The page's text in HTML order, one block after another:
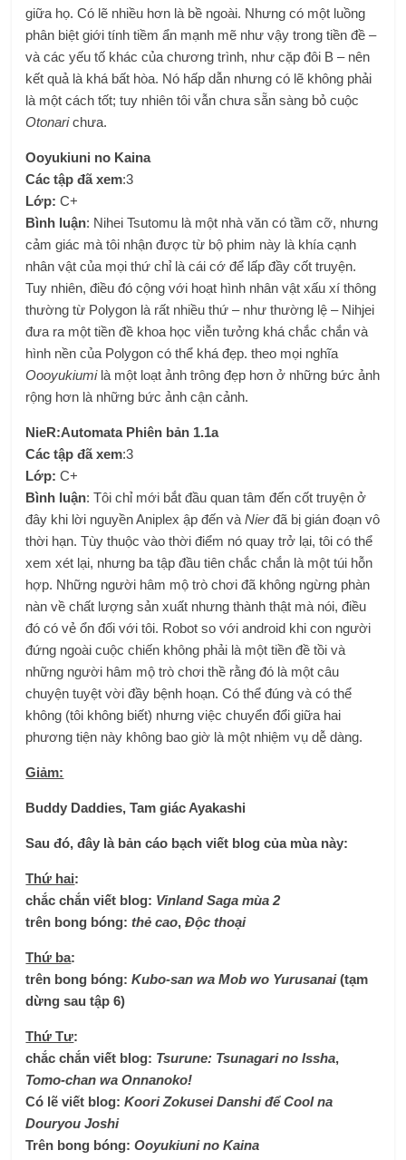
giữa họ. Có lẽ nhiều hơn là bề ngoài. Nhưng có một luồng
phân biệt giới tính tiềm ẩn mạnh mẽ như vậy trong tiền đề –
và các yếu tố khác của chương trình, như cặp đôi B – nên
kết quả là khá bất hòa. Nó hấp dẫn nhưng có lẽ không phải
là một cách tốt; tuy nhiên tôi vẫn chưa sẵn sàng bỏ cuộc
Otonarichưa.
Ooyukiuni no Kaina
Các tập đã xem:3
Lớp:C+
Bình luận: Nihei Tsutomu là một nhà văn có tầm cỡ, nhưng
cảm giác mà tôi nhận được từ bộ phim này là khía cạnh
nhân vật của mọi thứ chỉ là cái cớ để lấp đầy cốt truyện.
Tuy nhiên, điều đó cộng với hoạt hình nhân vật xấu xí thông
thường từ Polygon là rất nhiều thứ – như thường lệ – Nihjei
đưa ra một tiền đề khoa học viễn tưởng khá chắc chắn và
hình nền của Polygon có thể khá đẹp. theo mọi nghĩa
Oooyukiumilà một loạt ảnh trông đẹp hơn ở những bức ảnh
rộng hơn là những bức ảnh cận cảnh.
NieR:Automata Phiên bản 1.1a
Các tập đã xem:3
Lớp:C+
Bình luận: Tôi chỉ mới bắt đầu quan tâm đến cốt truyện ở
đây khi lời nguyền Aniplex ập đến vàNierđã bị gián đoạn vô
thời hạn. Tùy thuộc vào thời điểm nó quay trở lại, tôi có thể
xem xét lại, nhưng ba tập đầu tiên chắc chắn là một túi hỗn
hợp. Những người hâm mộ trò chơi đã không ngừng phàn
nàn về chất lượng sản xuất nhưng thành thật mà nói, điều
đó có vẻ ổn đối với tôi. Robot so với android khi con người
đứng ngoài cuộc chiến không phải là một tiền đề tồi và
những người hâm mộ trò chơi thề rằng đó là một câu
chuyện tuyệt vời đầy bệnh hoạn. Có thể đúng và có thể
không (tôi không biết) nhưng việc chuyển đổi giữa hai
phương tiện này không bao giờ là một nhiệm vụ dễ dàng.
Giảm:
Buddy Daddies, Tam giác Ayakashi
Sau đó, đây là bản cáo bạch viết blog của mùa này:
Thứ hai:
chắc chắn viết blog: Vinland Saga mùa 2
trên bong bóng:thẻ cao,Độc thoại
Thứ ba:
trên bong bóng:Kubo-san wa Mob wo Yurusanai(tạm
dừng sau tập 6)
Thứ Tư:
chắc chắn viết blog: Tsurune: Tsunagari no Issha,
Tomo-chan wa Onnanoko!
Có lẽ viết blog:Koori Zokusei Danshi để Cool na
Douryou Joshi
Trên bong bóng: Ooyukiuni no Kaina